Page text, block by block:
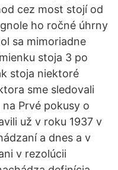
cez most stojí od
ho ročné úhrny
sa mimoriadne
stoja 3 po
stoja niektoré
sme sledovali
Prvé pokusy o
už v roku 1937 v
a dnes a v
v rezolúcii